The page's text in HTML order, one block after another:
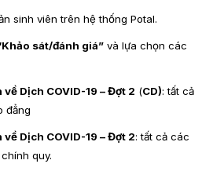
sinh viên trên hệ thống Potal.
sát/đánh giá” và lựa chọn các
Dịch COVID-19 – Đợt 2 (CD): tất cả
đẳng
Dịch COVID-19 – Đợt 2: tất cả các
quy.